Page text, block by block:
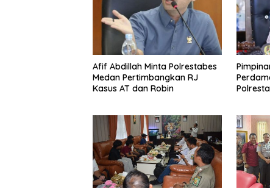
Afif Abdillah Minta Polrestabes
Medan Pertimbangkan RJ
Kasus AT dan Robin